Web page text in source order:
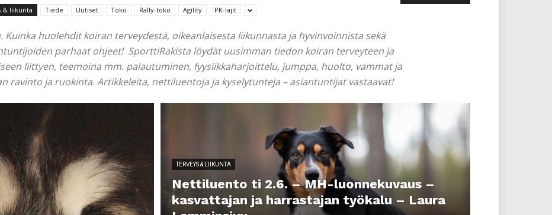
& liikunta Tiede Uutiset Toko Rally-toko Agility PK-lajit
huolehdit koiran terveydestä, oikeanlaisesta liikunnasta ja hyvinvoinnista sekä
parhaat ohjeet! SporttiRakista löydät uusimman tiedon koiran terveyteen ja
liittyen, teemoina mm. palautuminen, fyysiikkaharjoittelu, jumppa, huolto, vammat ja
ravinto ja ruokinta. Artikkeleita, nettiluentoja ja kyselytunteja – asiantuntijat vastaavat!
TERVEYS & LIIKUNTA
Nettiluento ti 2.6. – MH-luonnekuvaus –
kasvattajan ja harrastajan työkalu – Laura